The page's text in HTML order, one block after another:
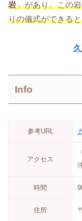
岩」があり、この
りの儀式ができる
Info
参考URL
アクセス
時間
住所